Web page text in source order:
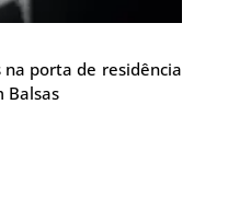
porta de residência
Balsas